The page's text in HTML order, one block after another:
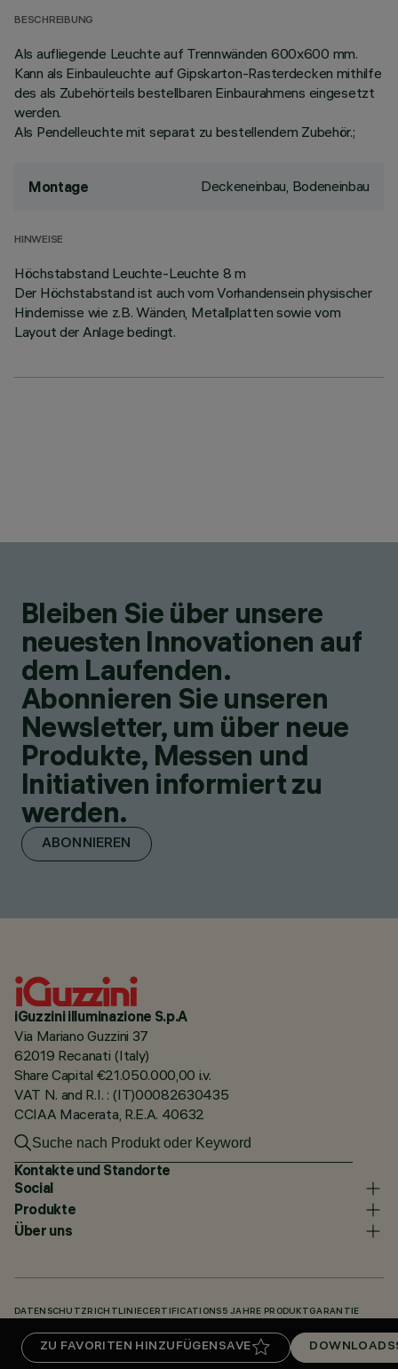
ZU FAVORITEN HINZUFÜGEN SAVE DOWNLOADS
BESCHREIBUNG
Als aufliegende Leuchte auf Trennwänden 600x600 mm.
Kann als Einbauleuchte auf Gipskarton-Rasterdecken mithilfe
des als Zubehörteils bestellbaren Einbaurahmens eingesetzt
werden.
Als Pendelleuchte mit separat zu bestellendem Zubehör.;
Montage Deckeneinbau, Bodeneinbau
HINWEISE
Höchstabstand Leuchte-Leuchte 8 m
Der Höchstabstand ist auch vom Vorhandensein physischer
Hindernisse wie z.B. Wänden, Metallplatten sowie vom
Layout der Anlage bedingt.
Bleiben Sie über unsere
neuesten Innovationen auf
dem Laufenden.
Abonnieren Sie unseren
Newsletter, um über neue
Produkte, Messen und
Initiativen informiert zu
werden.
ABONNIEREN
iGuzzini illuminazione S.p.A
Via Mariano Guzzini 37
62019 Recanati (Italy)
Share Capital €21.050.000,00 i.v.
VAT N. and R.I. : (IT)00082630435
CCIAA Macerata, R.E.A. 40632
Kontakte und Standorte
Social
Produkte
Über uns
DATENSCHUTZRICHTLINIECERTIFICATIONS 5 JAHRE PRODUKTGARANTIE
UNSERE CODES KNOWLEDGE BASE (LOGIN REQUIRED) DOWNLOADS